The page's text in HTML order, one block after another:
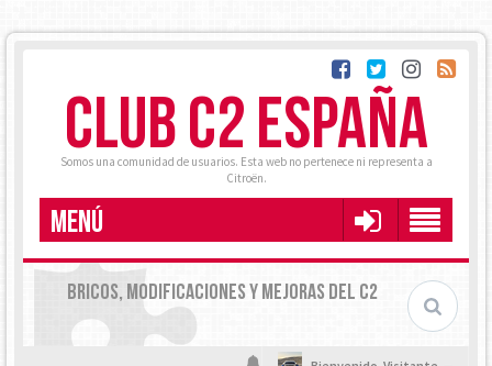
CLUB C2 ESPAÑA
Somos una comunidad de usuarios. Esta web no pertenece ni representa a
Citroën.
MENÚ
BRICOS, MODIFICACIONES Y MEJORAS DEL C2